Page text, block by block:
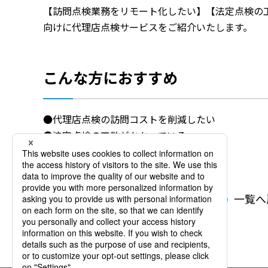
【訪問点検業務をリモート化したい】【法定点検
向けに代理店点検サービスをご紹介いたします。
こんな方におすすめ
●代理店点検の訪問コストを削減したい
●法定点検の工数がかかっている
●代理店管理を戦略的に行いたい
一覧